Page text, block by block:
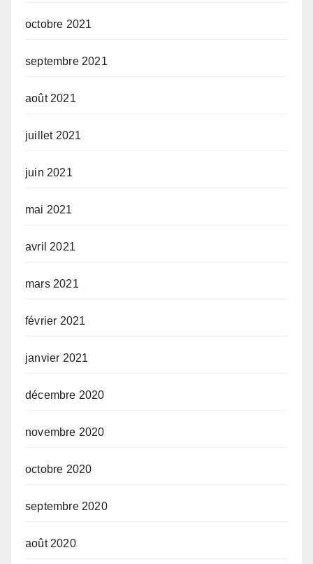
octobre 2021
septembre 2021
août 2021
juillet 2021
juin 2021
mai 2021
avril 2021
mars 2021
février 2021
janvier 2021
décembre 2020
novembre 2020
octobre 2020
septembre 2020
août 2020